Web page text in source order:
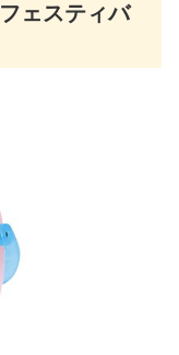
ェスティバ